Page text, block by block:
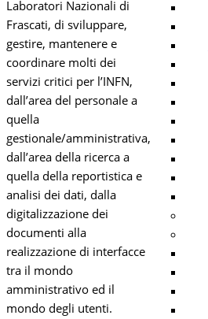
Laboratori Nazionali di
Frascati, di sviluppare,
gestire, mantenere e
coordinare molti dei
servizi critici per l’INFN,
dall’area del personale a
quella
gestionale/amministrativa,
dall’area della ricerca a
quella della reportistica e
analisi dei dati, dalla
digitalizzazione dei
documenti alla
realizzazione di interfacce
tra il mondo
amministrativo ed il
mondo degli utenti.